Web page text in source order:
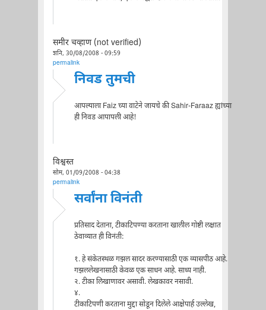
समीर चव्हाण (not verified)
शनि, 30/08/2008 - 09:59
permalink
निवड तुमची
आपल्याला Faiz च्या वाटेने जायचे की Sahir-Faraaz ह्यांच्या
ही निवड आपापली आहे!
विश्वस्त
सोम, 01/09/2008 - 04:38
permalink
सर्वांना विनंती
प्रतिसाद देताना, टीकाटिपण्या करताना खालील गोष्टी लक्षात
ठेवाव्यात ही विनंती:
१. हे संकेतस्थळ गझल सादर करण्यासाठी एक व्यासपीठ आहे.
गझललेखनासाठी केवळ एक साधन आहे. साध्य नाही.
२. टीका लिखाणावर असावी. लेखकावर नसावी.
४.
टीकाटिपणी करताना मुद्दा सोडून दिलेले आक्षेपार्ह उल्लेख,